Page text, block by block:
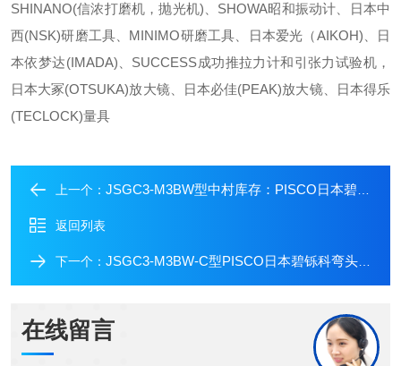
SHINANO(信浓打磨机，抛光机)、SHOWA昭和振动计、日本中
西(NSK)研磨工具、MINIMO研磨工具、日本爱光（AIKOH)、日
本依梦达(IMADA)、SUCCESS成功推拉力计和引张力试验机，
日本大冢(OTSUKA)放大镜、日本必佳(PEAK)放大镜、日本得乐
(TECLOCK)量具
上一个： JSGC3-M3BW型中村库存：PISCO日本碧铄科弯头结构紧凑
返回列表
下一个： JSGC3-M3BW-C型PISCO日本碧铄科弯头原装新品结构紧凑
在线留言